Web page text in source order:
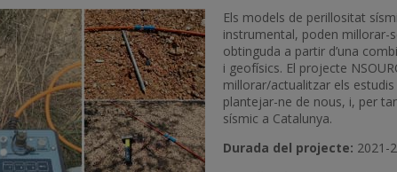
Els models de perillositat
instrumental, poden millorar-
obtinguda a partir d’una
i geofísics. El projecte
millorar/actualitzar els
plantejar-ne de nous, i, per
sísmic a Catalunya.
Durada del projecte: 2021-